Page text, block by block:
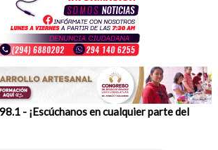
- ¡Escúchanos en cualquier parte del